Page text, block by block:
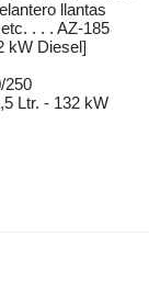
llantas
. . . AZ-185
kW Diesel]
250
Ltr. - 132 kW